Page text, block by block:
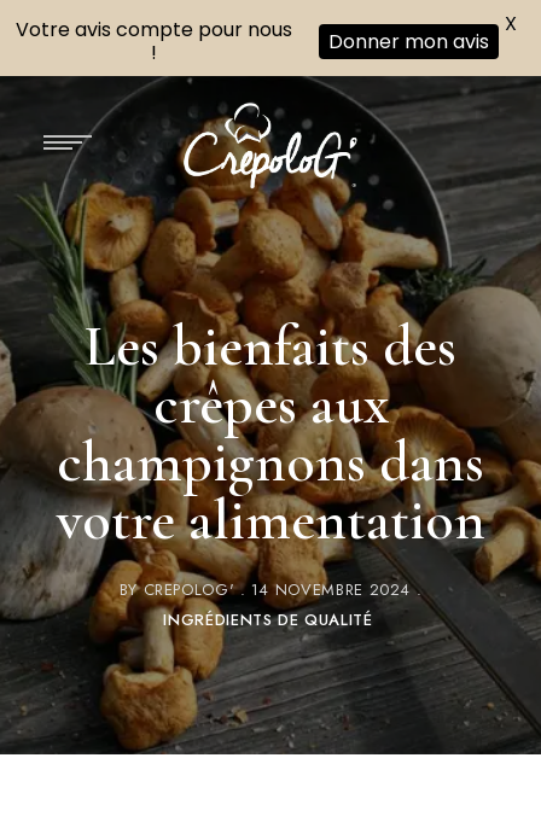
Les bienfaits des
crêpes aux
champignons dans
votre alimentation
BYCREPOLOG'
14 NOVEMBRE 2024
INGRÉDIENTS DE QUALITÉ
Votre avis compte pour nous
!
Donner mon avis
X